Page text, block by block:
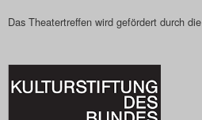
Das Theatertreffen wird gefördert durch die